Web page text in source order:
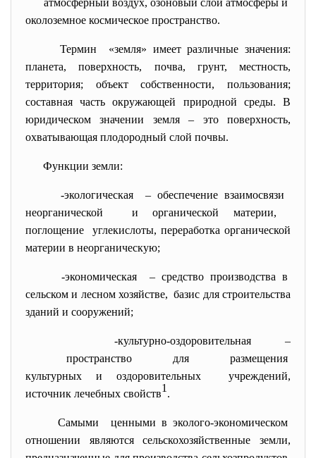
атмосферный воздух, озоновый слой атмосферы и
околоземное космическое пространство.
Термин «земля» имеет различные значения:
планета, поверхность, почва, грунт, местность,
территория; объект собственности, пользования;
составная часть окружающей природной среды. В
юридическом значении земля – это поверхность,
охватывающая плодородный слой почвы.
Функции земли:
-экологическая – обеспечение взаимосвязи
неорганической и органической материи,
поглощение углекислоты, переработка органической
материи в неорганическую;
-экономическая – средство производства в
сельском и лесном хозяйстве, базис для строительства
зданий и сооружений;
-культурно-оздоровительная –
пространство для размещения
культурных и оздоровительных учреждений,
источник лечебных свойств1 .
Самыми ценными в эколого-экономическом
отношении являются сельскохозяйственные земли,